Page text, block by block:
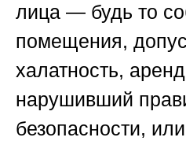
лица — будь то
помещения,
халатность,
нарушивший
безопасности, или